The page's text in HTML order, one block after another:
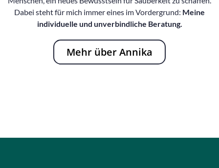
Dabei steht für mich immer eines im Vordergrund: Meine
individuelle und unverbindliche Beratung.
Mehr über Annika